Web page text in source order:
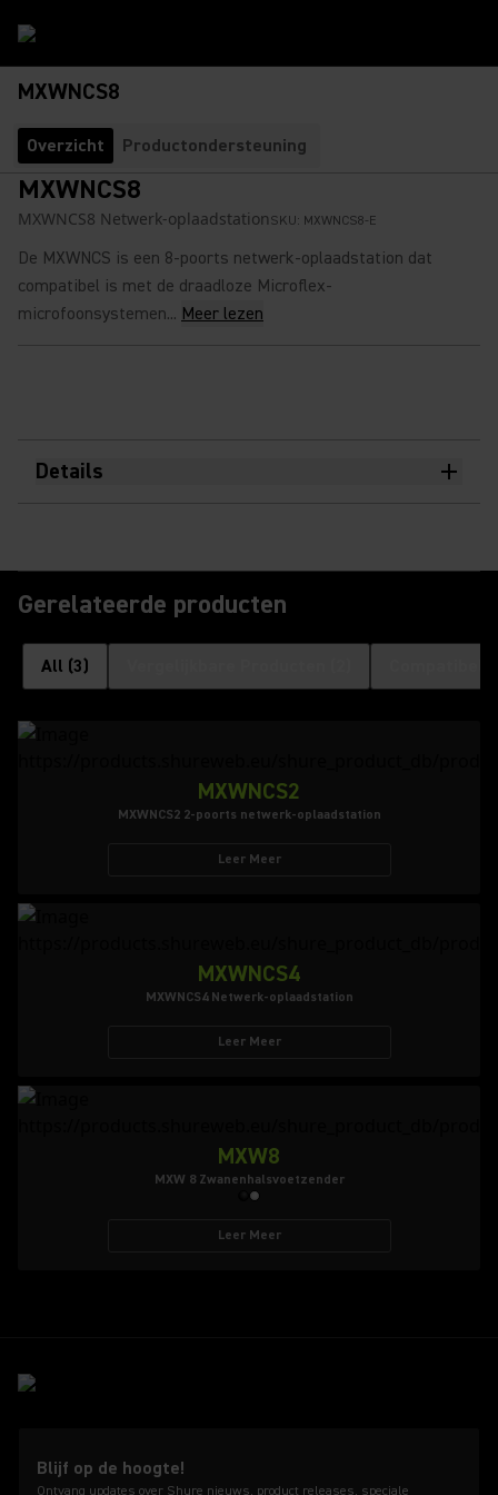
MXWNCS8
Overzicht Productondersteuning
MXWNCS8
MXWNCS8 Netwerk-oplaadstation SKU: MXWNCS8-E
De MXWNCS is een 8-poorts netwerk-oplaadstation dat
compatibel is met de draadloze Microflex-
microfoonsystemen... Meer lezen
Details
Gerelateerde producten
All (3)
MXWNCS2
MXWNCS2 2-poorts netwerk-oplaadstation
Leer Meer
MXWNCS4
MXWNCS4 Netwerk-oplaadstation
Leer Meer
MXW8
MXW 8 Zwanenhalsvoetzender
Leer Meer
Blijf op de hoogte!
Ontvang updates over Shure nieuws, product releases, speciale